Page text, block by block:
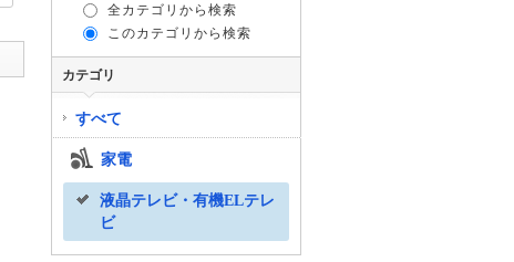
全カテゴリから検索
このカテゴリから検索
カテゴリ
すべて
家電
液晶テレビ・有機ELテレ
ビ